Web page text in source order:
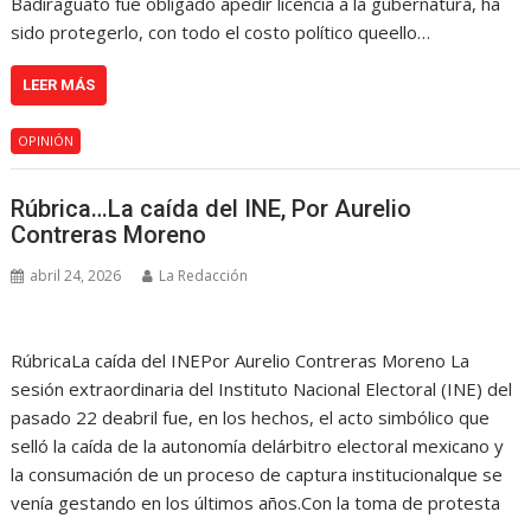
sido protegerlo, con todo el costo político queello…
LEER MÁS
OPINIÓN
Rúbrica…La caída del INE, Por Aurelio
Contreras Moreno
abril 24, 2026 La Redacción
RúbricaLa caída del INEPor Aurelio Contreras Moreno La
sesión extraordinaria del Instituto Nacional Electoral (INE) del
pasado 22 deabril fue, en los hechos, el acto simbólico que
selló la caída de la autonomía delárbitro electoral mexicano y
la consumación de un proceso de captura institucionalque se
venía gestando en los últimos años.Con la toma de protesta